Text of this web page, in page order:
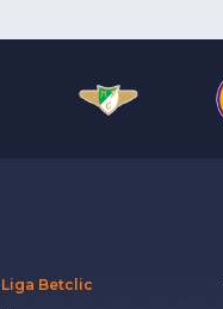
Liga Betclic